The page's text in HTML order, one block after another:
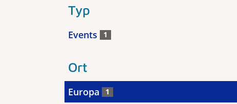
Typ
Events 1
Ort
Europa 1